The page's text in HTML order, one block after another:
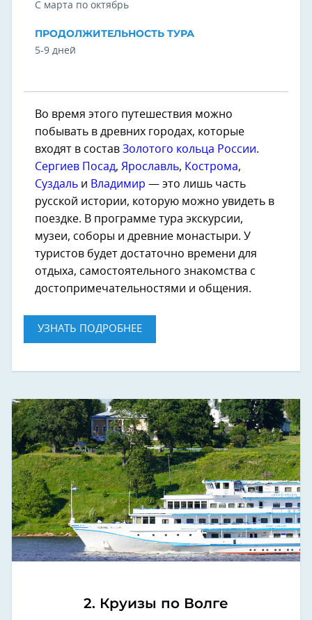
С марта по октябрь
ПРОДОЛЖИТЕЛЬНОСТЬ ТУРА
5-9 дней
Во время этого путешествия можно
побывать в древних городах, которые
входят в состав Золотого кольца России.
Сергиев Посад, Ярославль, Кострома,
Суздаль и Владимир — это лишь часть
русской истории, которую можно увидеть в
поездке. В программе тура экскурсии,
музеи, соборы и древние монастыри. У
туристов будет достаточно времени для
отдыха, самостоятельного знакомства с
достопримечательностями и общения.
УЗНАТЬ ПОДРОБНЕЕ
2. Круизы по Волге